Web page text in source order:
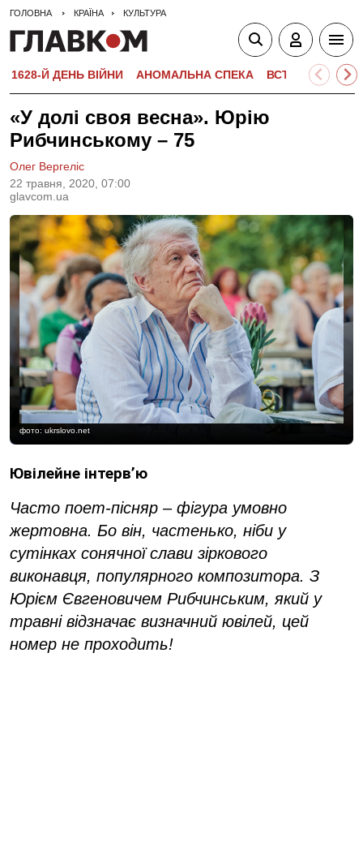
ГОЛОВНА КРАЇНА КУЛЬТУРА
1628-Й ДЕНЬ ВІЙНИ АНОМАЛЬНА СПЕКА ВСТУПНА
«У долі своя весна». Юрію
Рибчинському – 75
22 травня, 2020, 07:00
glavcom.ua
Олег Вергеліс
фото: ukrslovo.net
Ювілейне інтерв’ю
Часто поет-пісняр – фігура умовно
жертовна. Бо він, частенько, ніби у
сутінках сонячної слави зіркового
виконавця, популярного композитора. З
Юрієм Євгеновичем Рибчинським, який у
травні відзначає визначний ювілей, цей
номер не проходить!